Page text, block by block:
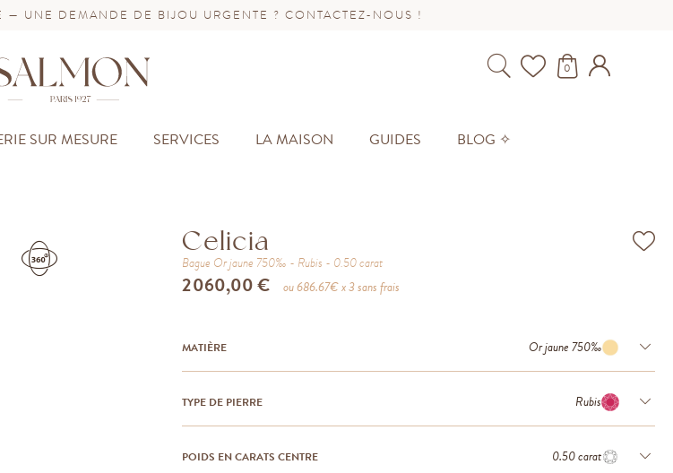
— UNE DEMANDE DE BIJOU URGENTE ? CONTACTEZ-NOUS !
SUR MESURE SERVICES LA MAISON GUIDES BLOG ✧
0
Celicia
Bague Or jaune 750‰ Rubis 0.50carat
2 060,00 € ou686.67€ x 3 sans frais
MATIÈRE Or jaune 750‰
TYPE DE PIERRE Rubis
POIDS EN CARATS CENTRE 0.50 carat